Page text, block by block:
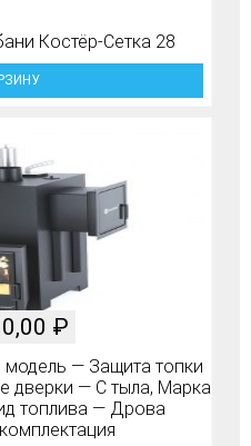
Костёр-Сетка 28
— Защита топки
дверки — С тыла, Марка
топлива — Дрова
₽